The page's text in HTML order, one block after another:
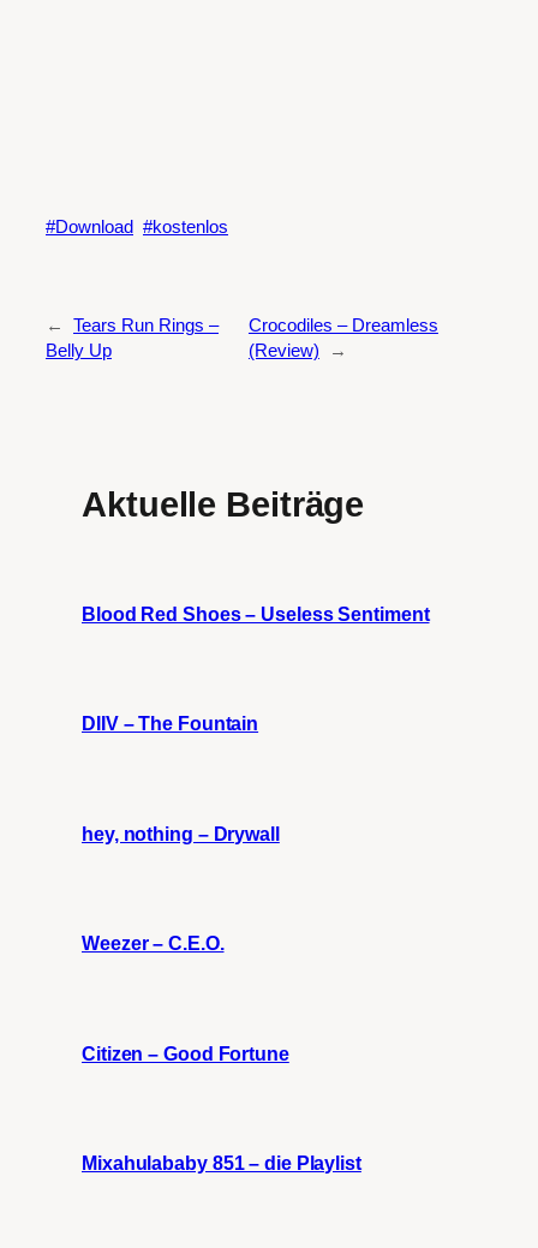
Download kostenlos
←
Tears Run Rings –
Belly Up
Crocodiles – Dreamless
(Review)
→
Aktuelle Beiträge
Blood Red Shoes – Useless Sentiment
DIIV – The Fountain
hey, nothing – Drywall
Weezer – C.E.O.
Citizen – Good Fortune
Mixahulababy 851 – die Playlist